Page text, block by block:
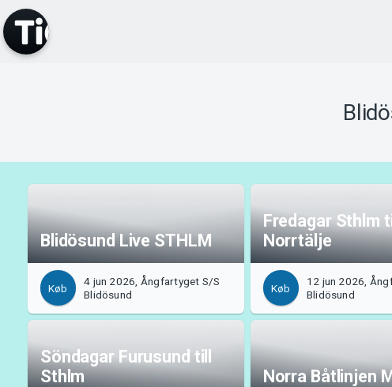
Blidösund Live STHLM
Køb
4 jun 2026, Ångfartyget S/S
Blidösund
Fredagar Sthlm
Norrtälje
Køb
12 jun 2026,
Blidösund
Söndagar Furusund till
Sthlm
Norra Båtlinjen